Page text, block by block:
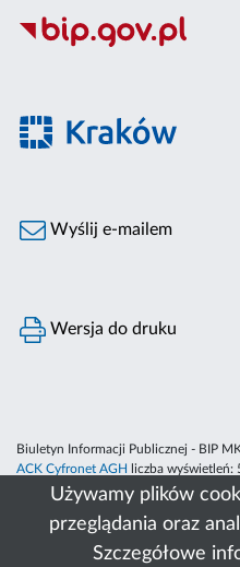
Używamy plików
przeglądania oraz
Szczegółowe
Wyślij e-mailem
Wersja do druku
Biuletyn Informacji Publicznej - BIP
ACK Cyfronet AGH
liczba wyświetleń: